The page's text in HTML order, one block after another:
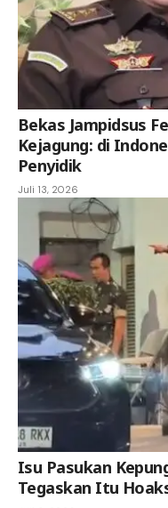
Bekas Jampidsus
Kejagung: di
Penyidik
Juli 13, 2026
Isu Pasukan
Tegaskan Itu